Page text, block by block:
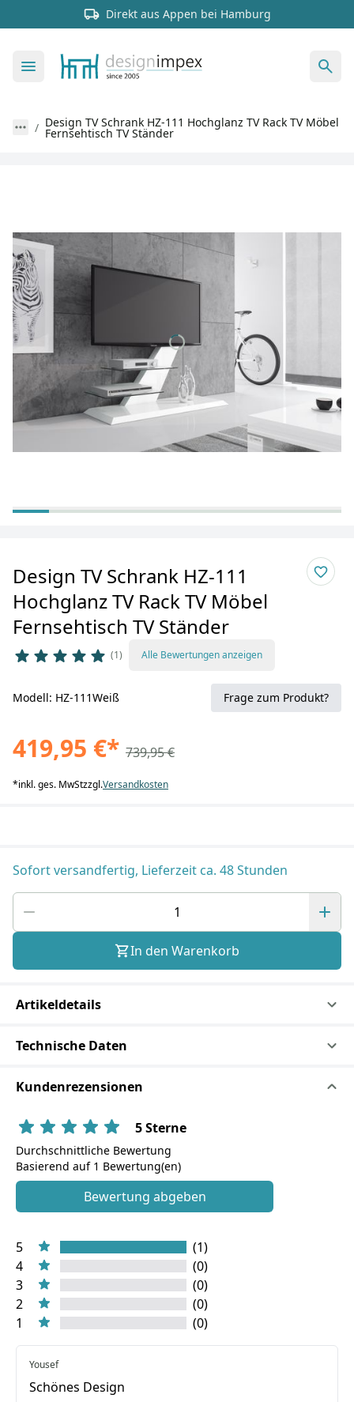
Direkt aus Appen bei Hamburg
Design TV Schrank HZ-111 Hochglanz TV Rack TV Möbel
Fernsehtisch TV Ständer
Design TV Schrank HZ-111
Hochglanz TV Rack TV Möbel
Fernsehtisch TV Ständer
1 Alle Bewertungen anzeigen
Modell: HZ-111Weiß Frage zum Produkt?
419,95 €* 739,95 €
*inkl. ges. MwStzzgl.Versandkosten
Sofort versandfertig, Lieferzeit ca. 48 Stunden
In den Warenkorb
Artikeldetails
Technische Daten
Kundenrezensionen
5 Sterne
Durchschnittliche Bewertung
Basierend auf 1 Bewertung(en)
Bewertung abgeben
5
(1)
4
(0)
3
(0)
2
(0)
1
(0)
Yousef
Schönes Design